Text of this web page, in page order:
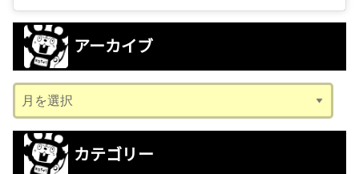
アーカイブ
ー
カ
カテゴリー